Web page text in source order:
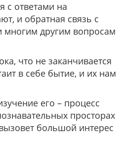
с ответами на
и обратная связь с
другим вопросам
что не заканчивается
в себе бытие, и их нам
его – процесс
просторах
большой интерес